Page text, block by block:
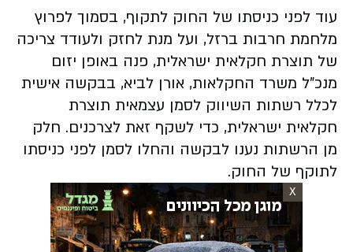
עוד לפני כניסתו של החוק לתקוף, בסמוך לפרוץ
מלחמת חרבות ברזל, ועל מנת לחזק ולעודד צריכה
של תוצרת חקלאית ישראלית, פנה באופן יזום
מנכ"ל משרד החקלאות, אורן לביא, בבקשה אישית
לכלל רשתות השיווק לסמן עצמאית תוצרת
חקלאית ישראלית, כדי לשקף זאת לצרכנים. חלק
מן הרשתות נענו לבקשה והחלו לסמן לפני כניסתו
לתוקף של החוק.
X